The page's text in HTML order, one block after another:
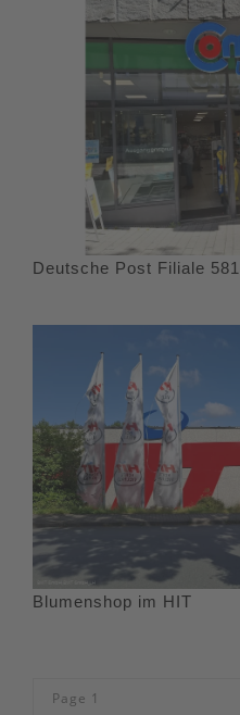
Deutsche Post Filiale 581
Blumenshop im HIT